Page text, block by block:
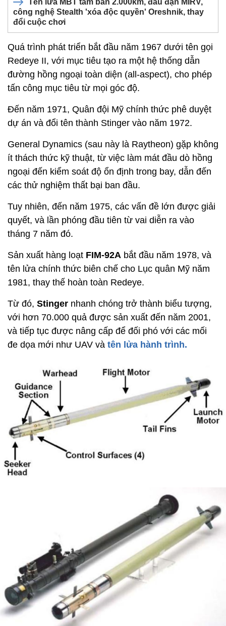
Tên lửa MBT tầm bắn 2.000km, đầu đạn MIRV,
công nghệ Stealth 'xóa độc quyền' Oreshnik, thay
đổi cuộc chơi
Quá trình phát triển bắt đầu năm 1967 dưới tên gọi
Redeye II, với mục tiêu tạo ra một hệ thống dẫn
đường hồng ngoại toàn diện (all-aspect), cho phép
tấn công mục tiêu từ mọi góc độ.
Đến năm 1971, Quân đội Mỹ chính thức phê duyệt
dự án và đổi tên thành Stinger vào năm 1972.
General Dynamics (sau này là Raytheon) gặp không
ít thách thức kỹ thuật, từ việc làm mát đầu dò hồng
ngoại đến kiểm soát độ ổn định trong bay, dẫn đến
các thử nghiệm thất bại ban đầu.
Tuy nhiên, đến năm 1975, các vấn đề lớn được giải
quyết, và lần phóng đầu tiên từ vai diễn ra vào
tháng 7 năm đó.
Sản xuất hàng loạt FIM-92A bắt đầu năm 1978, và
tên lửa chính thức biên chế cho Lục quân Mỹ năm
1981, thay thế hoàn toàn Redeye.
Từ đó, Stinger nhanh chóng trở thành biểu tượng,
với hơn 70.000 quả được sản xuất đến năm 2001,
và tiếp tục được nâng cấp để đối phó với các mối
đe dọa mới như UAV và tên lửa hành trình.